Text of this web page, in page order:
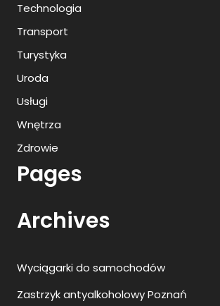
Technologia
Transport
Turystyka
Uroda
Usługi
Wnętrza
Zdrowie
Pages
Archives
Wyciągarki do samochodów
Zastrzyk antyalkoholowy Poznań